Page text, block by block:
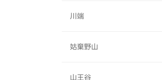
川端
姑棄野山
山王谷